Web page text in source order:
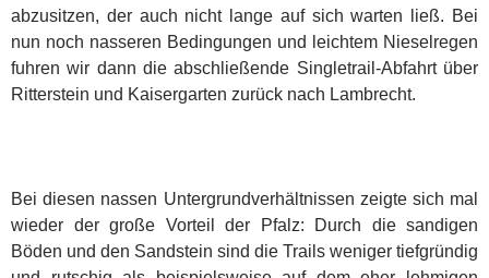
abzusitzen, der auch nicht lange auf sich warten ließ. Bei
nun noch nasseren Bedingungen und leichtem Nieselregen
fuhren wir dann die abschließende Singletrail-Abfahrt über
Ritterstein und Kaisergarten zurück nach Lambrecht.
Bei diesen nassen Untergrundverhältnissen zeigte sich mal
wieder der große Vorteil der Pfalz: Durch die sandigen
Böden und den Sandstein sind die Trails weniger tiefgründig